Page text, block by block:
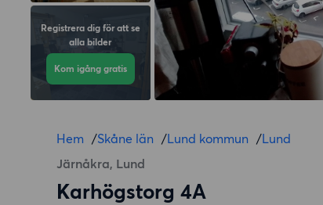
Registrera dig för att se
alla bilder
Kom igång gratis
Hem /Skåne län /Lund kommun /Lund
Järnåkra, Lund
Karhögstorg 4A